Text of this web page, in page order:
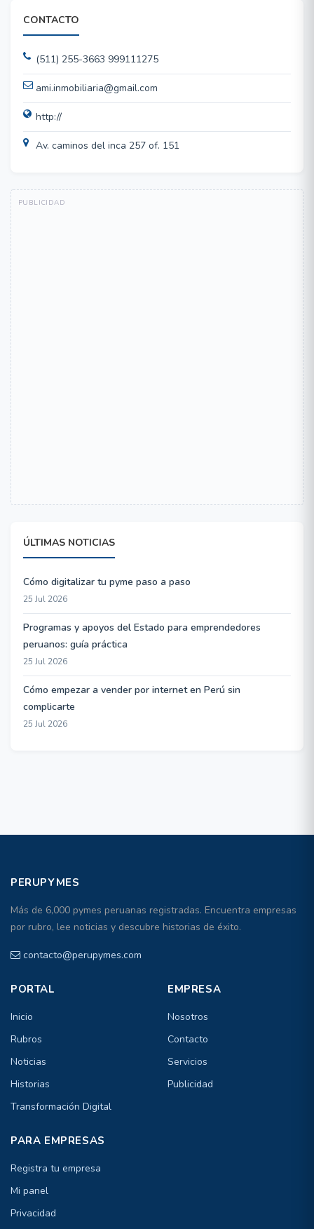
CONTACTO
(511) 255-3663 999111275
ami.inmobiliaria@gmail.com
http://
Av. caminos del inca 257 of. 151
ÚLTIMAS NOTICIAS
Cómo digitalizar tu pyme paso a paso
25 Jul 2026
Programas y apoyos del Estado para emprendedores
peruanos: guía práctica
25 Jul 2026
Cómo empezar a vender por internet en Perú sin
complicarte
25 Jul 2026
PERUPYMES
Más de 6,000 pymes peruanas registradas. Encuentra empresas
por rubro, lee noticias y descubre historias de éxito.
contacto@perupymes.com
PORTAL
Inicio
Rubros
Noticias
Historias
Transformación Digital
EMPRESA
Nosotros
Contacto
Servicios
Publicidad
PARA EMPRESAS
Registra tu empresa
Mi panel
Privacidad